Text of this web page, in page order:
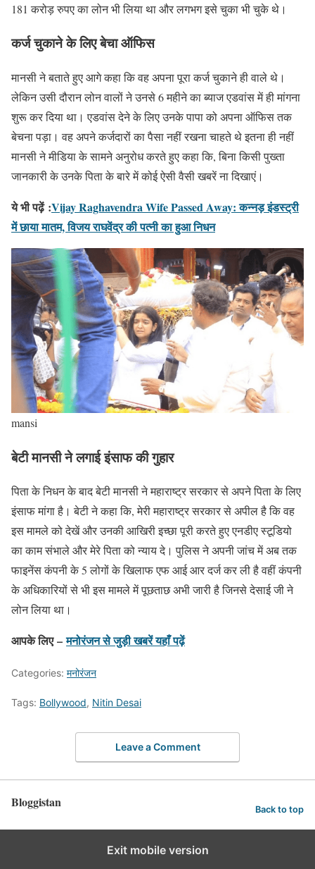
181 करोड़ रुपए का लोन भी लिया था और लगभग इसे चुका भी चुके थे।
कर्ज चुकाने के लिए बेचा ऑफिस
मानसी ने बताते हुए आगे कहा कि वह अपना पूरा कर्ज चुकाने ही वाले थे।
लेकिन उसी दौरान लोन वालों ने उनसे 6 महीने का ब्याज एडवांस में ही मांगना
शुरू कर दिया था। एडवांस देने के लिए उनके पापा को अपना ऑफिस तक
बेचना पड़ा। वह अपने कर्जदारों का पैसा नहीं रखना चाहते थे इतना ही नहीं
मानसी ने मीडिया के सामने अनुरोध करते हुए कहा कि, बिना किसी पुख्ता
जानकारी के उनके पिता के बारे में कोई ऐसी वैसी खबरें ना दिखाएं।
ये भी पढ़ें :Vijay Raghavendra Wife Passed Away: कन्नड़ इंडस्ट्री
में छाया मातम, विजय राघवेंद्र की पत्नी का हुआ निधन
mansi
बेटी मानसी ने लगाई इंसाफ की गुहार
पिता के निधन के बाद बेटी मानसी ने महाराष्ट्र सरकार से अपने पिता के लिए
इंसाफ मांगा है। बेटी ने कहा कि, मेरी महाराष्ट्र सरकार से अपील है कि वह
इस मामले को देखें और उनकी आखिरी इच्छा पूरी करते हुए एनडीए स्टूडियो
का काम संभाले और मेरे पिता को न्याय दे। पुलिस ने अपनी जांच में अब तक
फाइनेंस कंपनी के 5 लोगों के खिलाफ एफ आई आर दर्ज कर ली है वहीं कंपनी
के अधिकारियों से भी इस मामले में पूछताछ अभी जारी है जिनसे देसाई जी ने
लोन लिया था।
आपके लिए –मनोरंजन से जुड़ी खबरें यहाँ पढ़ें
Categories: मनोरंजन
Tags: Bollywood, Nitin Desai
Leave a Comment
Bloggistan Back to top
Exit mobile version